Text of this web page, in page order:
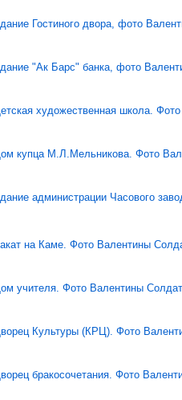
Гостиного двора, фото
"Ак Барс" банка, фото
художественная школа.
купца М.Л.Мельникова. Фото
администрации Часового
на Каме. Фото Валентины
учителя. Фото Валентины
Культуры (КРЦ). Фото
бракосочетания. Фото